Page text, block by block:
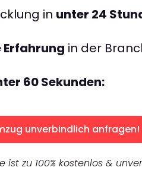
in unter 24
Erfahrung in der
60 Sekunden:
unverbindlich anfragen!
ist zu 100% kostenlos &